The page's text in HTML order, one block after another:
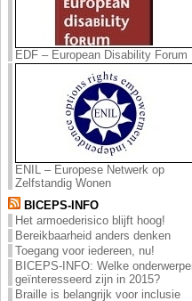
EDF – European Disability Forum
ENIL – Europese Netwerk op
Zelfstandig Wonen
BICEPS-INFO
Het armoederisico blijft hoog!
Bereikbaarheid anders denken
Toegang voor iedereen, nu!
BICEPS-INFO: Welke
geïnteresseerd zijn in 2015?
Braille is belangrijk voor inclusie